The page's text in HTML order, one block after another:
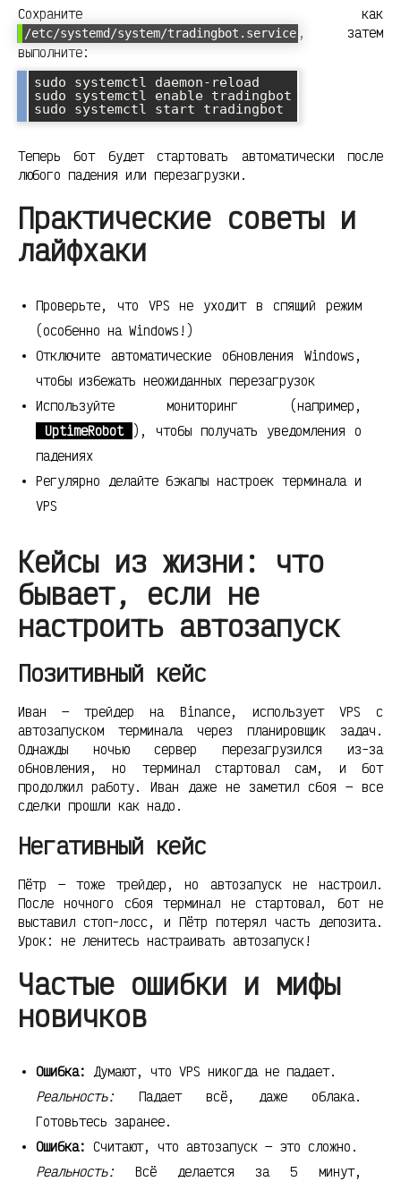
Сохраните как
/etc/systemd/system/tradingbot.service , затем
выполните:
sudo systemctl daemon-reload
sudo systemctl enable tradingbot
Теперь бот будет стартовать автоматически после
любого падения или перезагрузки.
Практические советы и
лайфхаки
Проверьте, что VPS не уходит в спящий режим
(особенно на Windows!)
Отключите автоматические обновления Windows,
чтобы избежать неожиданных перезагрузок
Используйте мониторинг (например,
UptimeRobot
), чтобы получать уведомления о
падениях
Регулярно делайте бэкапы настроек терминала и
VPS
Кейсы из жизни: что
бывает, если не
настроить автозапуск
Позитивный кейс
Иван — трейдер на Binance, использует VPS с
автозапуском терминала через планировщик задач.
Однажды ночью сервер перезагрузился из-за
обновления, но терминал стартовал сам, и бот
продолжил работу. Иван даже не заметил сбоя — все
сделки прошли как надо.
Негативный кейс
Пётр — тоже трейдер, но автозапуск не настроил.
После ночного сбоя терминал не стартовал, бот не
выставил стоп-лосс, и Пётр потерял часть депозита.
Урок: не ленитесь настраивать автозапуск!
Частые ошибки и мифы
новичков
Ошибка: Думают, что VPS никогда не падает.
Реальность: Падает всё, даже облака.
Готовьтесь заранее.
Ошибка: Считают, что автозапуск — это сложно.
Реальность: Всё делается за 5 минут,